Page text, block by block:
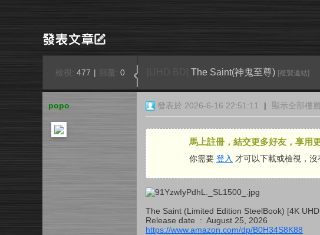
檢視: 477 | 回覆: 0 The Saint(神鬼至尊) [複製連結]
popo 發表於 2026-6-16 22:51:11 | 顯示全部樓層
馬上註冊，結交更多好友，享用
你需要 登入 才可以下載或檢視，沒
The Saint (Limited Edition SteelBook) [4K
Release date ‏ : ‎ August 25, 2026
https://www.amazon.com/dp/B0H34S8K88